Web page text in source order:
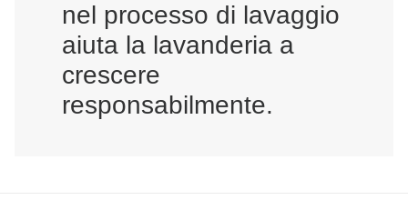
nel processo di lavaggio
aiuta la lavanderia a
crescere
responsabilmente.